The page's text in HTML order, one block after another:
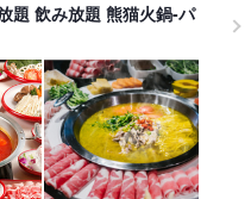
題 飲み放題 熊猫火鍋-パ